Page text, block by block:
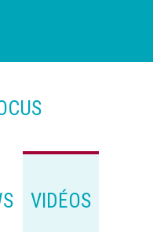
VIDÉOS